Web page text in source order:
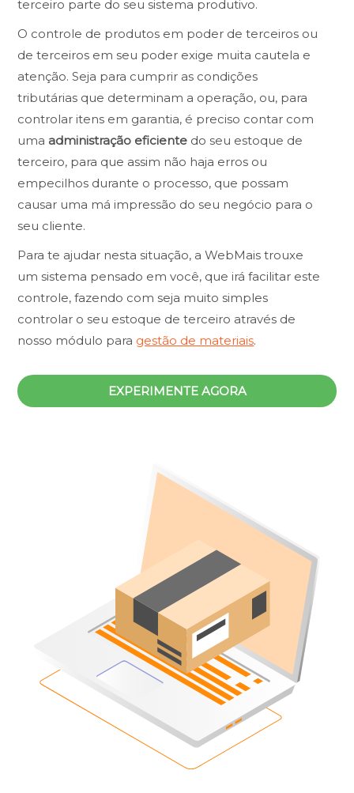
terceiro parte do seu sistema produtivo.
O controle de produtos em poder de terceiros ou
de terceiros em seu poder exige muita cautela e
atenção. Seja para cumprir as condições
tributárias que determinam a operação, ou, para
controlar itens em garantia, é preciso contar com
uma administração eficiente do seu estoque de
terceiro, para que assim não haja erros ou
empecilhos durante o processo, que possam
causar uma má impressão do seu negócio para o
seu cliente.
Para te ajudar nesta situação, a WebMais trouxe
um sistema pensado em você, que irá facilitar este
controle, fazendo com seja muito simples
controlar o seu estoque de terceiro através de
nosso módulo para gestão de materiais.
EXPERIMENTE AGORA